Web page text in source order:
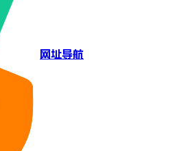
网址导航